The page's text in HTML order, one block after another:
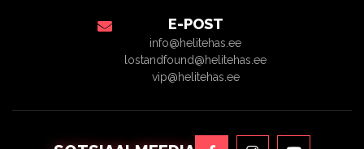
E-POST
info@helitehas.ee
lostandfound@helitehas.ee
vip@helitehas.ee